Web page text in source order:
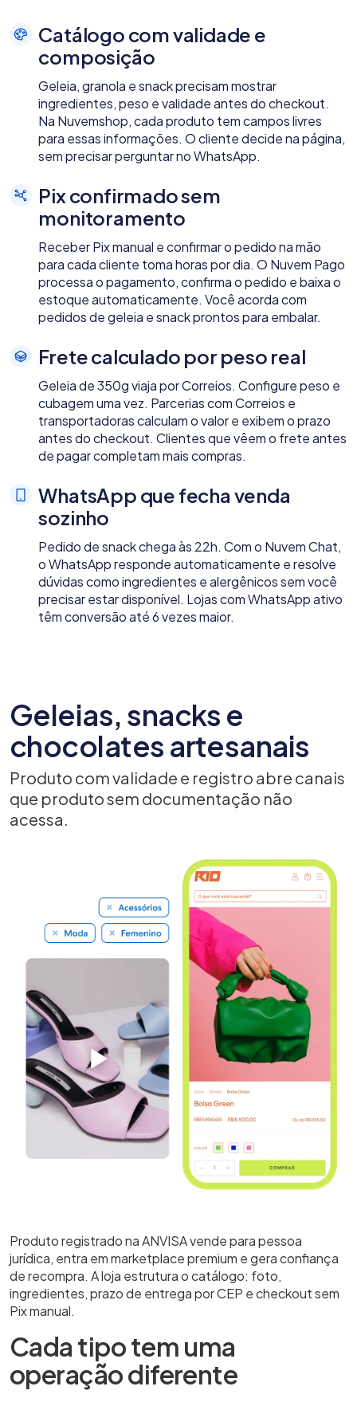
Catálogo com validade e
composição
Geleia, granola e snack precisam mostrar
ingredientes, peso e validade antes do checkout.
Na Nuvemshop, cada produto tem campos livres
para essas informações. O cliente decide na página,
sem precisar perguntar no WhatsApp.
Pix confirmado sem
monitoramento
Receber Pix manual e confirmar o pedido na mão
para cada cliente toma horas por dia. O Nuvem Pago
processa o pagamento, confirma o pedido e baixa o
estoque automaticamente. Você acorda com
pedidos de geleia e snack prontos para embalar.
Frete calculado por peso real
Geleia de 350g viaja por Correios. Configure peso e
cubagem uma vez. Parcerias com Correios e
transportadoras calculam o valor e exibem o prazo
antes do checkout. Clientes que vêem o frete antes
de pagar completam mais compras.
WhatsApp que fecha venda
sozinho
Pedido de snack chega às 22h. Com o Nuvem Chat,
o WhatsApp responde automaticamente e resolve
dúvidas como ingredientes e alergênicos sem você
precisar estar disponível. Lojas com WhatsApp ativo
têm conversão até 6 vezes maior.
Geleias, snacks e
chocolates artesanais
Produto com validade e registro abre canais
que produto sem documentação não
acessa.
Produto registrado na ANVISA vende para pessoa
jurídica, entra em marketplace premium e gera confiança
de recompra. A loja estrutura o catálogo: foto,
ingredientes, prazo de entrega por CEP e checkout sem
Pix manual.
Cada tipo tem uma
operação diferente